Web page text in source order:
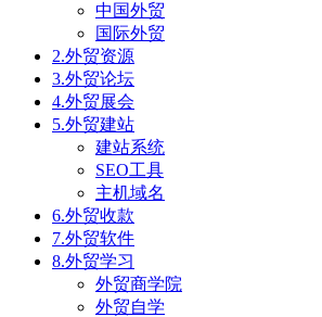
中国外贸
国际外贸
2.外贸资源
3.外贸论坛
4.外贸展会
5.外贸建站
建站系统
SEO工具
主机域名
6.外贸收款
7.外贸软件
8.外贸学习
外贸商学院
外贸自学